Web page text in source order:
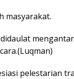
masyarakat.
pelestarian